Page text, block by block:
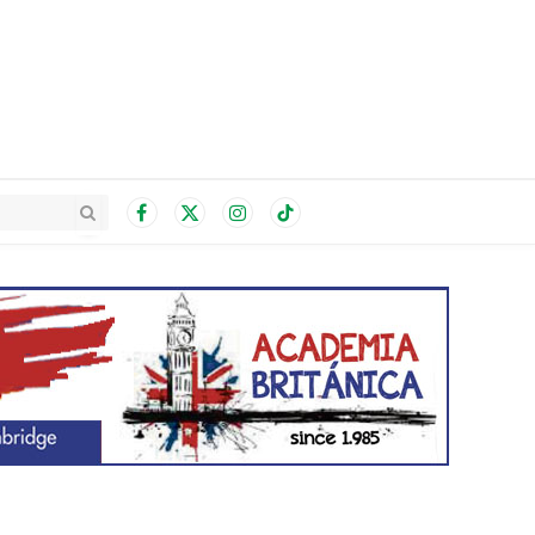
Facebook
X
InstagramTikTok